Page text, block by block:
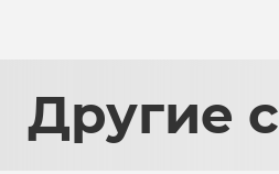
Другие